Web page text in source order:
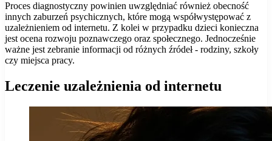
Proces diagnostyczny powinien uwzględniać również obecność
innych zaburzeń psychicznych, które mogą współwystępować z
uzależnieniem od internetu. Z kolei w przypadku dzieci konieczna
jest ocena rozwoju poznawczego oraz społecznego. Jednocześnie
ważne jest zebranie informacji od różnych źródeł - rodziny, szkoły
czy miejsca pracy.
Leczenie uzależnienia od internetu